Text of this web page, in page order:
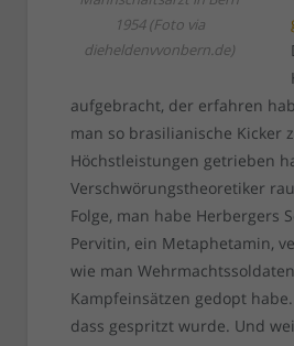
1954 (Foto via
dieheldenvvonbern.de)
aufgebracht, der erfahren
man so brasilianische Kicker
Höchstleistungen getrieben
Verschwörungstheoretiker
Folge, man habe Herbergers
Pervitin, ein Metaphetamin,
wie man
Kampfeinsätzen gedopt
dass gespritzt wurde. Und